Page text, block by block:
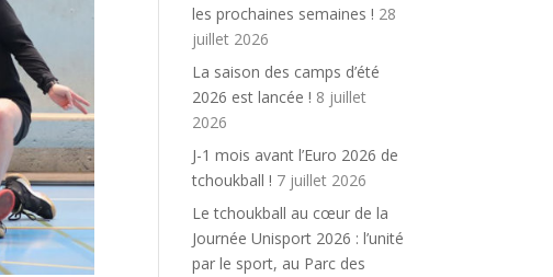
les prochaines semaines ! 28
juillet 2026
La saison des camps d’été
2026 est lancée ! 8 juillet
2026
J-1 mois avant l’Euro 2026 de
tchoukball ! 7 juillet 2026
Le tchoukball au cœur de la
Journée Unisport 2026 : l’unité
par le sport, au Parc des